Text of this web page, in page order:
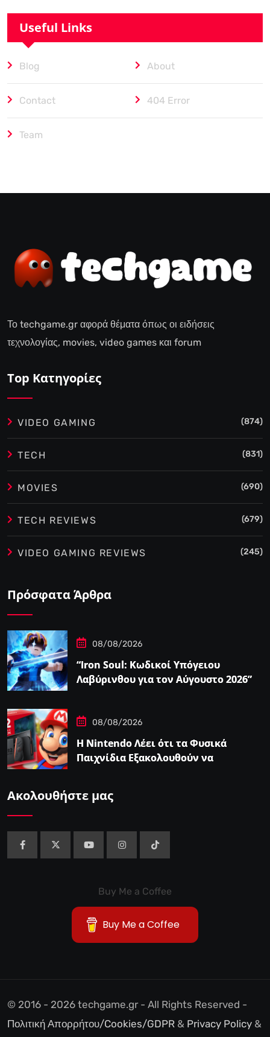
Useful Links
Blog About
Contact 404 Error
Team
Το techgame.gr αφορά θέματα όπως οι ειδήσεις
τεχνολογίας, movies, video games και forum
Top Κατηγορίες
VIDEO GAMING (874)
TECH (831)
MOVIES (690)
TECH REVIEWS (679)
VIDEO GAMING REVIEWS (245)
Πρόσφατα Άρθρα
08/08/2026
“Iron Soul: Κωδικοί Υπόγειου
Λαβύρινθου για τον Αύγουστο 2026”
08/08/2026
Η Nintendo Λέει ότι τα Φυσικά
Παιχνίδια Εξακολουθούν να
Ακολουθήστε μας
Buy Me a Coffee
Buy Me a Coffee
© 2016 - 2026 techgame.gr - All Rights Reserved -
Πολιτική Απορρήτου/Cookies/GDPR & Privacy Policy &